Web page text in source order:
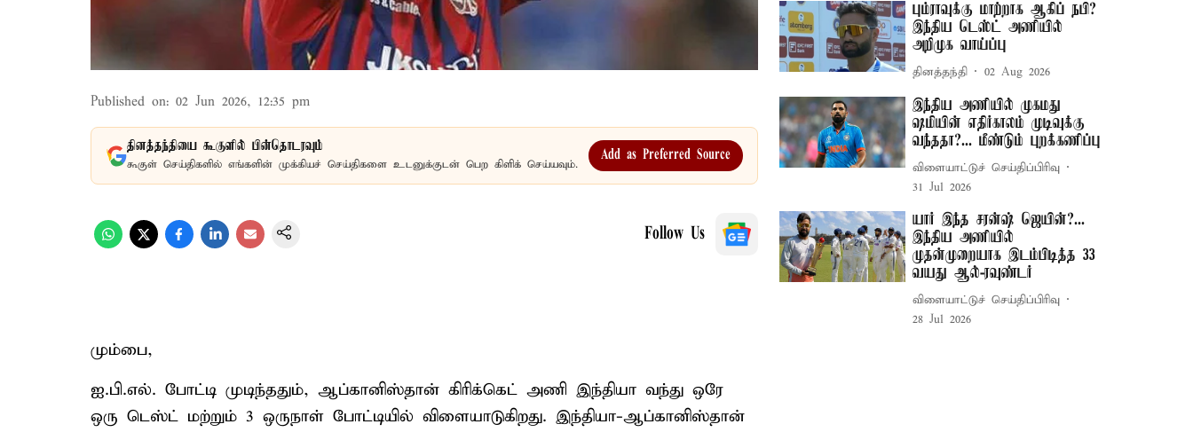
Published on: 02 Jun 2026, 12:35 pm
தினத்தந்தியை கூகுளில் பின்தொடரவும்
கூகுள் செய்திகளில் எங்களின் முக்கியச் செய்திகளை உடனுக்குடன் பெற கிளிக் செய்யவும்.
Add as Preferred Source
Follow Us
மும்பை,
ஐ.பி.எல். போட்டி முடிந்ததும், ஆப்கானிஸ்தான் கிரிக்கெட் அணி இந்தியா வந்து ஒரே
ஒரு டெஸ்ட் மற்றும் 3 ஒருநாள் போட்டியில் விளையாடுகிறது. இந்தியா-ஆப்கானிஸ்தான்
பும்ராவுக்கு மாற்றாக ஆகிப் நபி?
இந்திய டெஸ்ட் அணியில்
அறிமுக வாய்ப்பு
தினத்தந்தி 02 Aug 2026
இந்திய அணியில் முகமது
ஷமியின் எதிர்காலம் முடிவுக்கு
வந்ததா?... மீண்டும் புறக்கணிப்பு
விளையாட்டுச் செய்திப்பிரிவு
31 Jul 2026
யார் இந்த சரன்ஷ் ஜெயின்?...
இந்திய அணியில்
முதன்முறையாக இடம்பிடித்த 33
வயது ஆல்-ரவுண்டர்
விளையாட்டுச் செய்திப்பிரிவு
28 Jul 2026